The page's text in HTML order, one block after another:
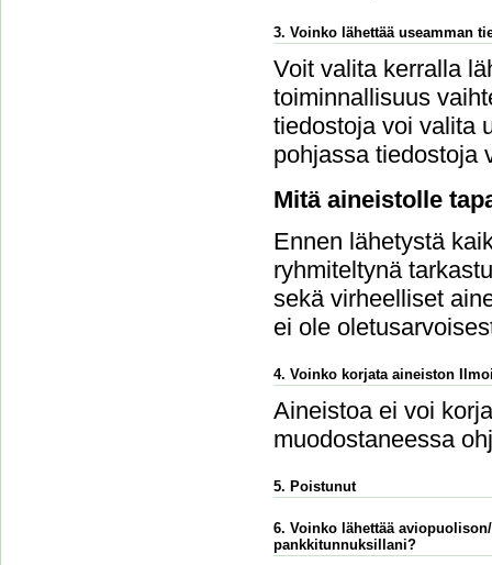
3. Voinko lähettää useamman
Voit valita kerralla
toiminnallisuus
tiedostoja voi valita
pohjassa tiedostoja
Mitä aineistolle
Ennen lähetystä
ryhmiteltynä
sekä virheelliset
ei ole
4. Voinko korjata aineiston
Aineistoa ei voi
muodostaneessa
5. Poistunut
6. Voinko lähettää
pankkitunnuksillani?